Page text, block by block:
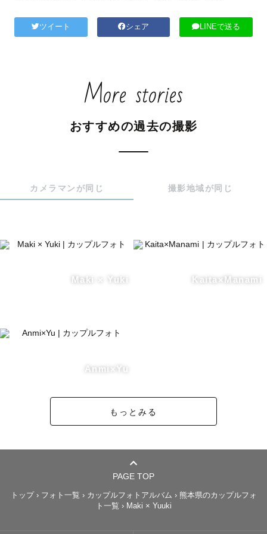
ツイート シェア LINEで送る
More stories
おすすめの過去の撮影
カメラマンが同じ 撮影地域が同じ
Maki × Yuki Kaita×Manami
Anmi×Yu
もっとみる
PAGE TOP
トップ› フォト一覧 › カップルフォトアルバム › 熊本県のカップルフォ
ト一覧 › Maki × Yuuki